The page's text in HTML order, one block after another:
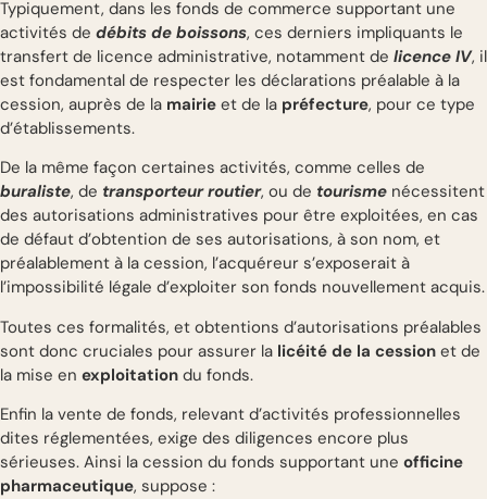
Typiquement, dans les fonds de commerce supportant une
activités de débits de boissons, ces derniers impliquants le
transfert de licence administrative, notamment de licence IV, il
est fondamental de respecter les déclarations préalable à la
cession, auprès de la mairie et de la préfecture, pour ce type
d’établissements.
De la même façon certaines activités, comme celles de
buraliste, de transporteur routier, ou de tourisme nécessitent
des autorisations administratives pour être exploitées, en cas
de défaut d’obtention de ses autorisations, à son nom, et
préalablement à la cession, l’acquéreur s’exposerait à
l’impossibilité légale d’exploiter son fonds nouvellement acquis.
Toutes ces formalités, et obtentions d’autorisations préalables
sont donc cruciales pour assurer la licéité de la cession et de
la mise en exploitation du fonds.
Enfin la vente de fonds, relevant d’activités professionnelles
dites réglementées, exige des diligences encore plus
sérieuses. Ainsi la cession du fonds supportant une officine
pharmaceutique, suppose :